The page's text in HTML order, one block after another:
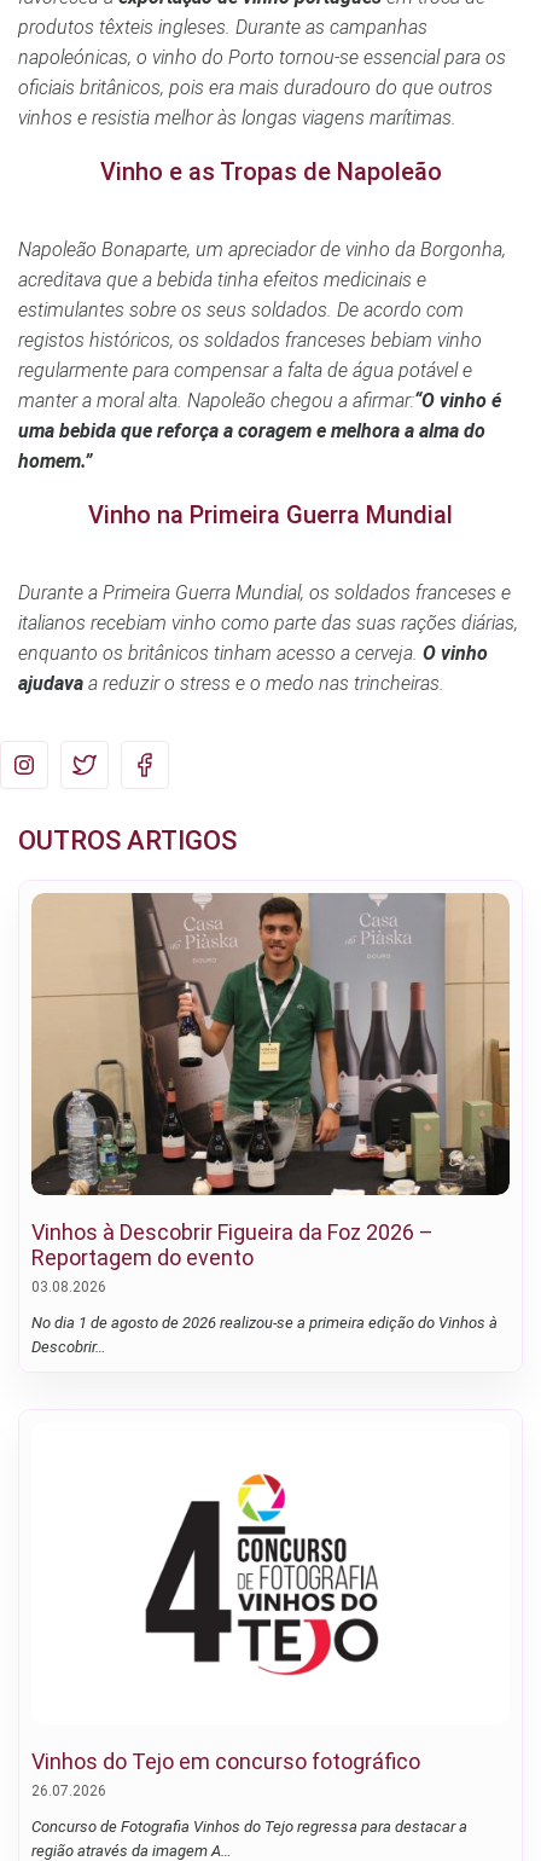
produtos têxteis ingleses. Durante as campanhas
napoleónicas, o vinho do Porto tornou-se essencial para os
oficiais britânicos, pois era mais duradouro do que outros
vinhos e resistia melhor às longas viagens marítimas.
Vinho e as Tropas de Napoleão
Napoleão Bonaparte, um apreciador de vinho da Borgonha,
acreditava que a bebida tinha efeitos medicinais e
estimulantes sobre os seus soldados. De acordo com
registos históricos, os soldados franceses bebiam vinho
regularmente para compensar a falta de água potável e
manter a moral alta. Napoleão chegou a afirmar:“O vinho é
uma bebida que reforça a coragem e melhora a alma do
homem.”
Vinho na Primeira Guerra Mundial
Durante a Primeira Guerra Mundial, os soldados franceses e
italianos recebiam vinho como parte das suas rações diárias,
enquanto os britânicos tinham acesso a cerveja. O vinho
ajudava a reduzir o stress e o medo nas trincheiras.
OUTROS ARTIGOS
Vinhos à Descobrir Figueira da Foz 2026 –
Reportagem do evento
03.08.2026
No dia 1 de agosto de 2026 realizou-se a primeira edição do Vinhos à
Descobrir…
Vinhos do Tejo em concurso fotográfico
26.07.2026
Concurso de Fotografia Vinhos do Tejo regressa para destacar a
região através da imagem A…